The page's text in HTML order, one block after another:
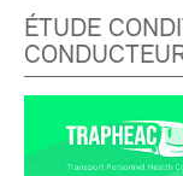
ÉTUDE